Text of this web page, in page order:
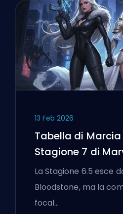
13 Feb 2026
Tabella di
Stagione 7 di
Black Cat, White
Monsters Take
La Stagione 6.5 esce
Bloodstone, ma la
focal…